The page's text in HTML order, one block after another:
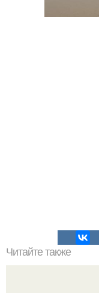
Читайте также